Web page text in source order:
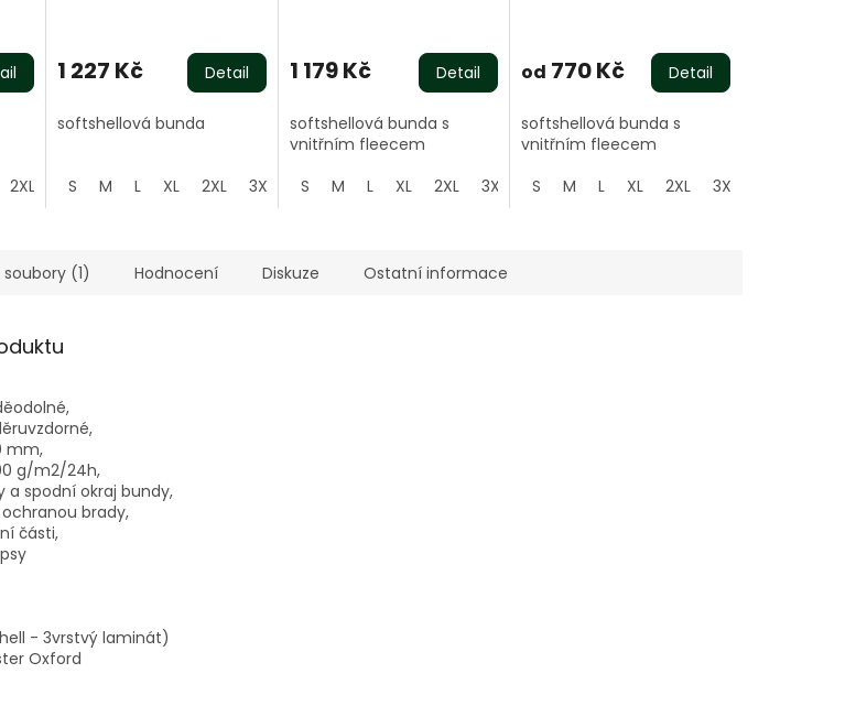
2XL 3XL 4XL
1 227 Kč Detail
softshellová bunda
S M L XL 2XL 3XL 4XL
1 179 Kč Detail
softshellová bunda s
vnitřním fleecem
S
M L XL 2XL 3XL 4XL
produktu
je
z
5
od 770 Kč Detail
softshellová bunda s
vnitřním fleecem
S
M L XL 2XL 3XL
(1) Hodnocení Diskuze Ostatní informace
mm,
g/m2/24h,
spodní okraj bundy,
brady,
části,
- 3vrstvý laminát)
Oxford